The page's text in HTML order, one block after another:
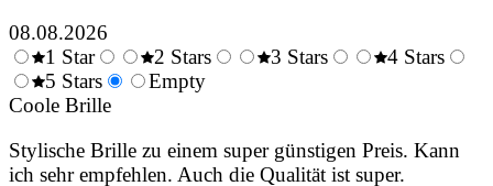
08.08.2026
0.5
Stars
1 Star
1.5
2 Stars
3 Stars
4 Stars
5 Stars
Empty
Coole Brille
Stylische Brille zu einem super günstigen Preis. Kann
ich sehr empfehlen. Auch die Qualität ist super.